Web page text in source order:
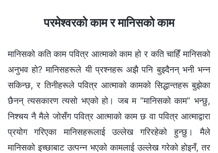
परमेश्‍वरको काम र मानिसको काम
मानिसको कति काम पवित्र आत्माको काम हो र कति चाहिँ मानिसको
अनुभव हो? मानिसहरूले यी प्रश्‍नहरू अझै पनि बुझ्दैनन् भनी भन्‍न
सकिन्छ, र तिनीहरूले पवित्र आत्माको कामको सिद्धान्तहरू बुझेका
छैनन् त्यसकारण त्यसो भएको हो। जब म “मानिसको काम” भन्‍छु,
निश्‍चय नै मैले जोसँग पवित्र आत्माको काम छ वा पवित्र आत्माद्वारा
प्रयोग गरिएका मानिसहरूलाई उल्लेख गरिरहेको हुन्छु। मैले
मानिसको इच्छाबाट उत्पन्‍न भएको कामलाई उल्लेख गरेको होइनँ, तर